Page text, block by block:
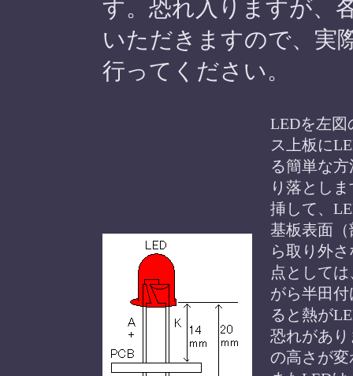
す。恐れ入りますが、
いただきますので、実
行ってください。
LEDを左図
ス上板に
る簡単な
り落とし
挿して、
基板表面
ら取り外
点として
がら半田
ると熱が
恐れがあ
の高さが